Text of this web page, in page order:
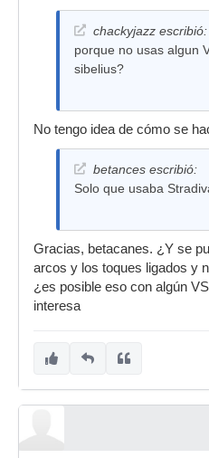
chackyjazz escribió:
porque no usas algun
sibelius?
No tengo idea de cómo se
betances escribió:
Solo que usaba
Gracias, betacanes. ¿Y se
arcos y los toques ligados y
¿es posible eso con algún
interesa